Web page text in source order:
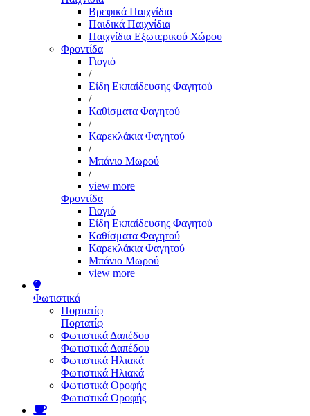
Βρεφικά Παιχνίδια
Παιδικά Παιχνίδια
Παιχνίδια Εξωτερικού Χώρου
Φροντίδα
Γιογιό
/
Είδη Εκπαίδευσης Φαγητού
/
Καθίσματα Φαγητού
/
Καρεκλάκια Φαγητού
/
Μπάνιο Μωρού
/
view more
Φροντίδα
Γιογιό
Είδη Εκπαίδευσης Φαγητού
Καθίσματα Φαγητού
Καρεκλάκια Φαγητού
Μπάνιο Μωρού
view more
Φωτιστικά
Πορτατίφ
Πορτατίφ
Φωτιστικά Δαπέδου
Φωτιστικά Δαπέδου
Φωτιστικά Ηλιακά
Φωτιστικά Ηλιακά
Φωτιστικά Οροφής
Φωτιστικά Οροφής